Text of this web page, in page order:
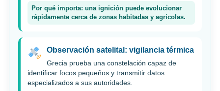
Por qué importa: una ignición puede evolucionar
rápidamente cerca de zonas habitadas y agrícolas.
Observación satelital: vigilancia térmica
Grecia prueba una constelación capaz de
identificar focos pequeños y transmitir datos
especializados a sus autoridades.